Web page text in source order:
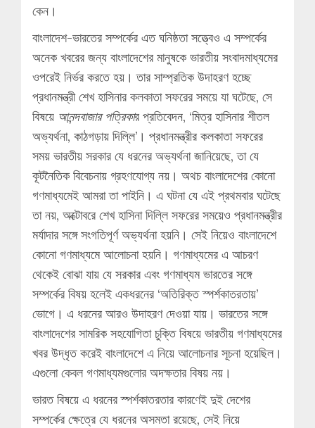
কেন।
বাংলাদেশ-ভারতের সম্পর্কের এত ঘনিষ্ঠতা সত্ত্বেও এ সম্পর্কের
অনেক খবরের জন্য বাংলাদেশের মানুষকে ভারতীয় সংবাদমাধ্যমের
ওপরেই নির্ভর করতে হয়। তার সাম্প্রতিক উদাহরণ হচ্ছে
প্রধানমন্ত্রী শেখ হাসিনার কলকাতা সফরের সময়ে যা ঘটেছে, সে
বিষয়ে আনন্দবাজার পত্রিকার প্রতিবেদন, ‘মিত্র হাসিনার শীতল
অভ্যর্থনা, কাঠগড়ায় দিল্লি’। প্রধানমন্ত্রীর কলকাতা সফরের
সময় ভারতীয় সরকার যে ধরনের অভ্যর্থনা জানিয়েছে, তা যে
কূটনৈতিক বিবেচনায় গ্রহণযোগ্য নয়। অথচ বাংলাদেশের কোনো
গণমাধ্যমেই আমরা তা পাইনি। এ ঘটনা যে এই প্রথমবার ঘটেছে
তা নয়, অক্টোবরে শেখ হাসিনা দিল্লি সফরের সময়েও প্রধানমন্ত্রীর
মর্যাদার সঙ্গে সংগতিপূর্ণ অভ্যর্থনা হয়নি। সেই নিয়েও বাংলাদেশে
কোনো গণমাধ্যমে আলোচনা হয়নি। গণমাধ্যমের এ আচরণ
থেকেই বোঝা যায় যে সরকার এবং গণমাধ্যম ভারতের সঙ্গে
সম্পর্কের বিষয় হলেই একধরনের ‘অতিরিক্ত স্পর্শকাতরতায়’
ভোগে। এ ধরনের আরও উদাহরণ দেওয়া যায়। ভারতের সঙ্গে
বাংলাদেশের সামরিক সহযোগিতা চুক্তি বিষয়ে ভারতীয় গণমাধ্যমের
খবর উদ্ধৃত করেই বাংলাদেশে এ নিয়ে আলোচনার সূচনা হয়েছিল।
এগুলো কেবল গণমাধ্যমগুলোর অদক্ষতার বিষয় নয়।
ভারত বিষয়ে এ ধরনের স্পর্শকাতরতার কারণেই দুই দেশের
সম্পর্কের ক্ষেত্রে যে ধরনের অসমতা রয়েছে, সেই নিয়ে